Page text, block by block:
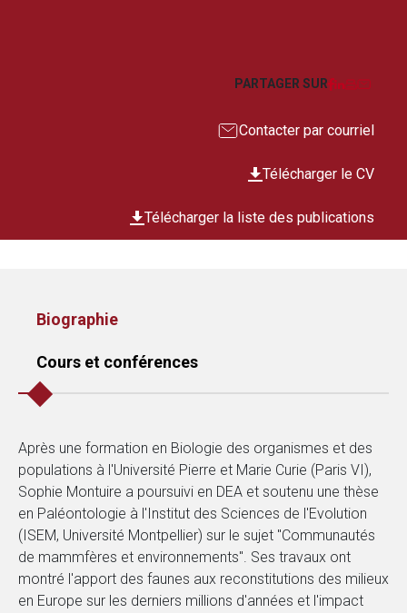
PARTAGER SUR Facebook
LinkedIn
Contacter par courriel
Télécharger le CV
Télécharger la liste des publications
Biographie
Cours et conférences
Après une formation en Biologie des organismes et des
populations à l'Université Pierre et Marie Curie (Paris VI),
Sophie Montuire a poursuivi en DEA et soutenu une thèse
en Paléontologie à l'Institut des Sciences de l'Evolution
(ISEM, Université Montpellier) sur le sujet "Communautés
de mammfères et environnements". Ses travaux ont
montré l'apport des faunes aux reconstitutions des milieux
en Europe sur les derniers millions d'années et l'impact